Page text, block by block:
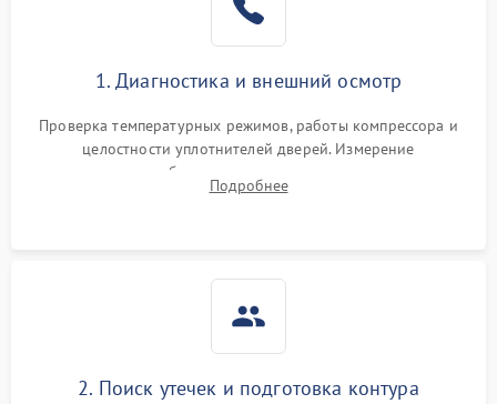
1. Диагностика и внешний осмотр
Проверка температурных режимов, работы компрессора и
целостности уплотнителей дверей. Измерение
сопротивления обмоток мотора, проверка термостата и
считывание кодов ошибок с электронного дисплея.
Подробнее
2. Поиск утечек и подготовка контура